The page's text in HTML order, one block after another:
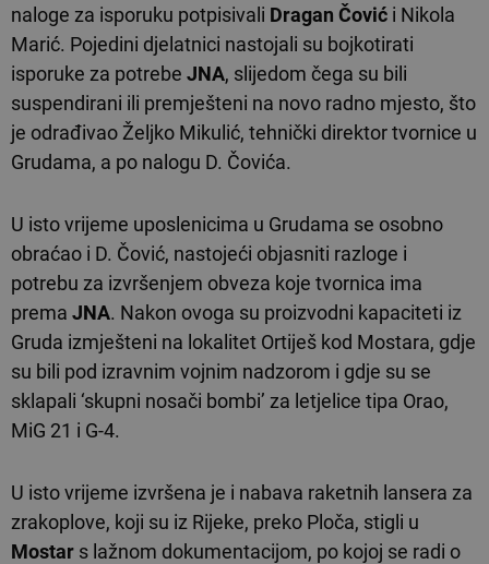
naloge za isporuku potpisivali Dragan Čović i Nikola
Marić. Pojedini djelatnici nastojali su bojkotirati
isporuke za potrebe JNA, slijedom čega su bili
suspendirani ili premješteni na novo radno mjesto, što
je odrađivao Željko Mikulić, tehnički direktor tvornice u
Grudama, a po nalogu D. Čovića.
U isto vrijeme uposlenicima u Grudama se osobno
obraćao i D. Čović, nastojeći objasniti razloge i
potrebu za izvršenjem obveza koje tvornica ima
prema JNA. Nakon ovoga su proizvodni kapaciteti iz
Gruda izmješteni na lokalitet Ortiješ kod Mostara, gdje
su bili pod izravnim vojnim nadzorom i gdje su se
sklapali ‘skupni nosači bombi’ za letjelice tipa Orao,
MiG 21 i G-4.
U isto vrijeme izvršena je i nabava raketnih lansera za
zrakoplove, koji su iz Rijeke, preko Ploča, stigli u
Mostar s lažnom dokumentacijom, po kojoj se radi o